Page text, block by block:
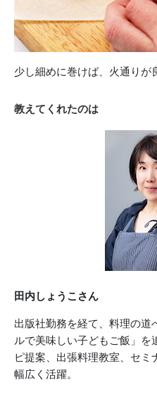
少し細めに巻けば、火通りが
教えてくれたのは
田内しょうこさん
出版社勤務を経て、料理の道
ルで美味しい子どもご飯」を
ピ提案、出張料理教室、セ
幅広く活躍。